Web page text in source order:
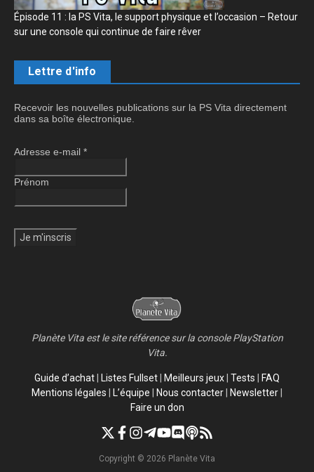
Épisode 11 : la PS Vita, le support physique et l’occasion – Retour
sur une console qui continue de faire rêver
Lettre d'info
Recevoir les nouvelles publications sur la PS Vita directement
dans sa boîte électronique.
Adresse e-mail *
Prénom
Planète Vita est le site référence sur la console PlayStation
Vita.
Guide d’achat Listes Fullset Meilleurs jeux Tests
FAQ
Mentions légales
L’équipe Nous contacter Newsletter
Faire un don
Copyright © 2026 Planète Vita